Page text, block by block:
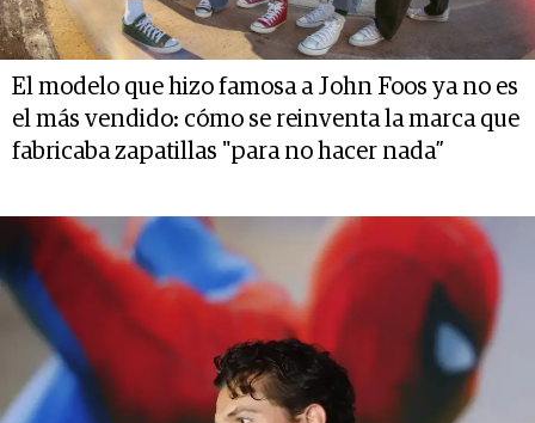
El modelo que hizo famosa a John Foos ya no es
el más vendido: cómo se reinventa la marca que
fabricaba zapatillas "para no hacer nada”